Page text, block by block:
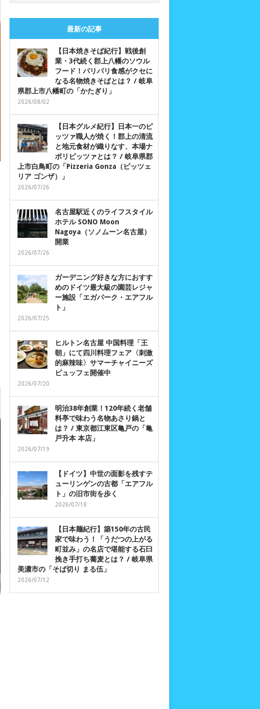
最新の記事
【日本焼きそば紀行】戦後創
業・3代続く郡上八幡のソウル
フード！パリパリ食感がクセに
なる名物焼きそばとは？ / 岐阜
県郡上市八幡町の「かたぎり」
2026/08/02
【日本グルメ紀行】日本一のピ
ッツァ職人が焼く！郡上の清流
と地元食材が織りなす、本場ナ
ポリピッツァとは？ / 岐阜県郡
上市白鳥町の「Pizzeria Gonza（ピッツェ
リア ゴンザ）」
2026/07/26
名古屋駅近くのライフスタイル
ホテル SONO Moon
Nagoya（ソノムーン名古屋）
開業
2026/07/26
ガーデニング好きな方におすす
めのドイツ最大級の園芸レジャ
ー施設「エガパーク・エアフル
ト」
2026/07/25
ヒルトン名古屋 中国料理「王
朝」にて四川料理フェア〈刺激
的麻辣味〉サマーチャイニーズ
ビュッフェ開催中
2026/07/20
明治38年創業！120年続く老舗
料亭で味わう名物あさり鍋と
は？ / 東京都江東区亀戸の「亀
戸升本 本店」
2026/07/19
【ドイツ】中世の面影を残すテ
ューリンゲンの古都「エアフル
ト」の旧市街を歩く
2026/07/18
【日本麺紀行】築150年の古民
家で味わう！「うだつの上がる
町並み」の名店で堪能する石臼
挽き手打ち蕎麦とは？ / 岐阜県
美濃市の「そば切り まる伍」
2026/07/12